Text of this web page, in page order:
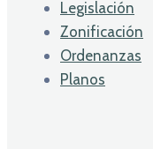
Legislación
Zonificación
Ordenanzas
Planos